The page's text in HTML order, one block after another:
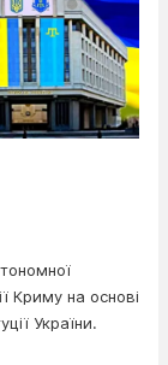
Криму на основі
України.